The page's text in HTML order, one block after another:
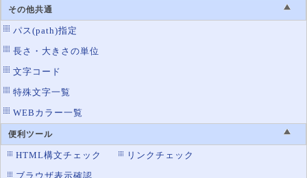
その他共通
パス(path)指定
長さ・大きさの単位
文字コード
特殊文字一覧
WEBカラー一覧
便利ツール
HTML構文チェック
リンクチェック
ブラウザ表示確認